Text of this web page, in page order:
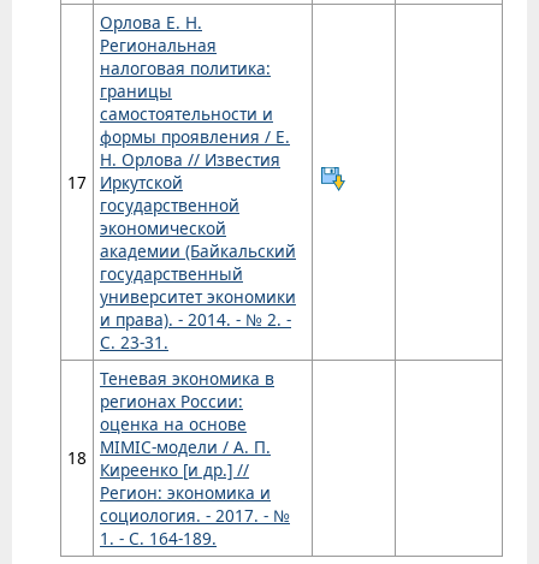
17
Орлова Е. Н.
Региональная
налоговая политика:
границы
самостоятельности и
формы проявления / Е.
Н. Орлова // Известия
Иркутской
государственной
экономической
академии (Байкальский
государственный
университет экономики
и права). - 2014. - № 2. -
С. 23-31.
18
Теневая экономика в
регионах России:
оценка на основе
MIMIC-модели / А. П.
Киреенко [и др.] //
Регион: экономика и
социология. - 2017. - №
1. - С. 164-189.